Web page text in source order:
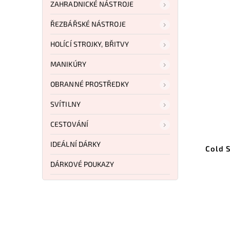
ZAHRADNICKÉ NÁSTROJE
ŘEZBÁŘSKÉ NÁSTROJE
HOLÍCÍ STROJKY, BŘITVY
MANIKÚRY
OBRANNÉ PROSTŘEDKY
SVÍTILNY
CESTOVÁNÍ
IDEÁLNÍ DÁRKY
DÁRKOVÉ POUKAZY
TP3BRCMB
Tops 3 Bros Combo Set
Do košíku
Cold